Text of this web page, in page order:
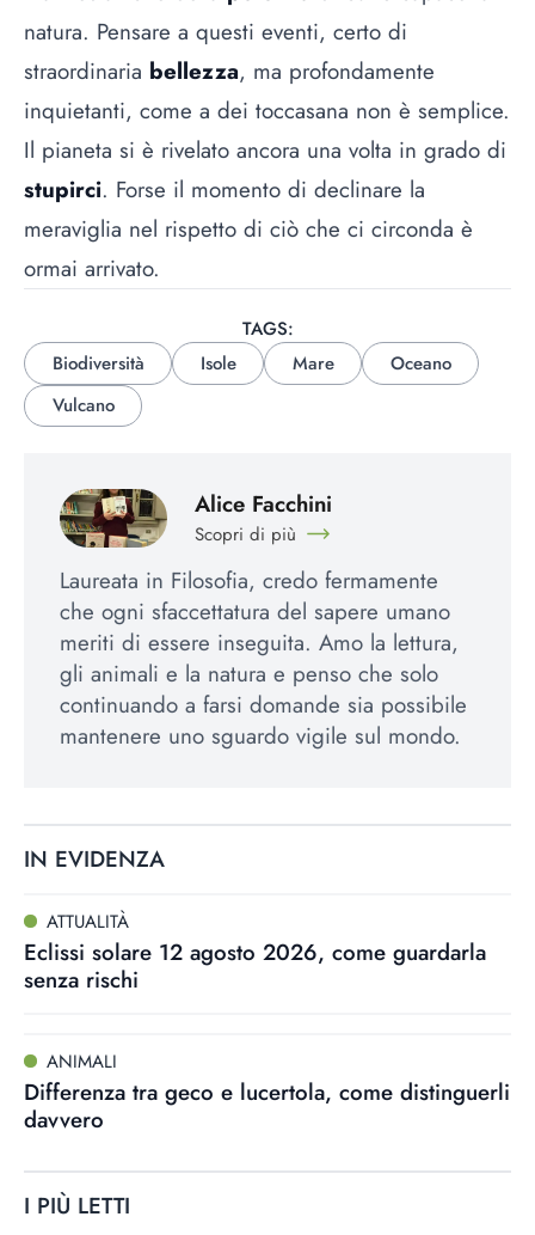
natura. Pensare a questi eventi, certo di
straordinaria bellezza, ma profondamente
inquietanti, come a dei toccasana non è semplice.
Il pianeta si è rivelato ancora una volta in grado di
stupirci. Forse il momento di declinare la
meraviglia nel rispetto di ciò che ci circonda è
ormai arrivato.
TAGS:
Biodiversità
Isole Mare
Oceano
Vulcano
Alice Facchini
Scopri di più
Laureata in Filosofia, credo fermamente
che ogni sfaccettatura del sapere umano
meriti di essere inseguita. Amo la lettura,
gli animali e la natura e penso che solo
continuando a farsi domande sia possibile
mantenere uno sguardo vigile sul mondo.
IN EVIDENZA
ATTUALITÀ
Eclissi solare 12 agosto 2026, come guardarla
senza rischi
ANIMALI
Differenza tra geco e lucertola, come distinguerli
davvero
I PIÙ LETTI